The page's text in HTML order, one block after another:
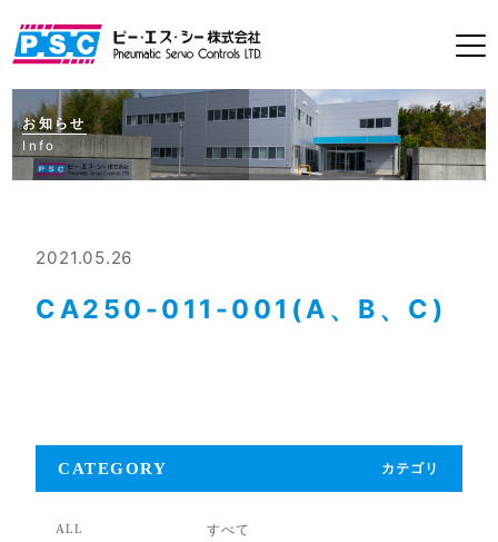
お知らせ
Info
2021.05.26
CA250-011-001(A、B、C)
CATEGORY カテゴリ
ALL すべて